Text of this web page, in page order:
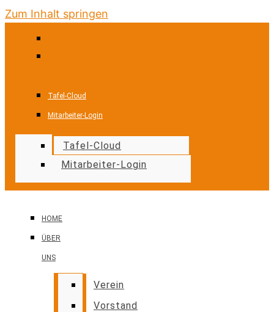
Zum Inhalt springen
Tafel-Cloud
Mitarbeiter-Login
Tafel-Cloud
Mitarbeiter-Login
HOME
ÜBER
UNS
Verein
Vorstand